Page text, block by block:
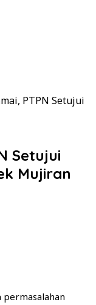
PTPN Setujui
Setujui
Mujiran
permasalahan